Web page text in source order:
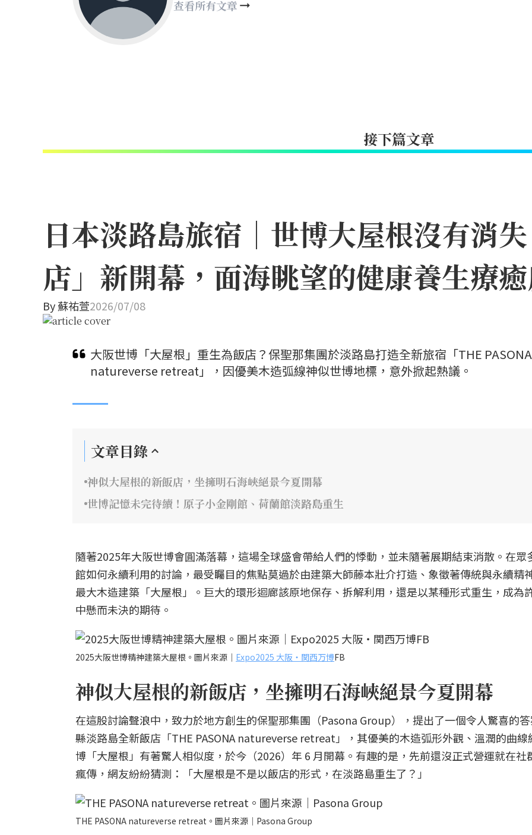
查看所有文章
接下篇文章
日本淡路島旅宿｜世博大屋根沒有消
店」新開幕，面海眺望的健康養生療
By蘇祐萱2026/07/08
大阪世博「大屋根」重生為飯店？保聖那集團於淡路島打造全新旅宿「THE PASONA
natureverse retreat」，因優美木造弧線神似世博地標，意外掀起熱議。
文章目錄
神似大屋根的新飯店，坐擁明石海峽絕景今夏開幕
世博記憶未完待續！原子小金剛館、荷蘭館淡路島重生
隨著2025年大阪世博會圓滿落幕，這場全球盛會帶給人們的悸動，並未隨著展期結束消散。在眾
館如何永續利用的討論，最受矚目的焦點莫過於由建築大師藤本壯介打造、象徵著傳統與永續精
最大木造建築「大屋根」。巨大的環形迴廊該原地保存、拆解利用，還是以某種形式重生，成為
中懸而未決的期待。
2025大阪世博精神建築大屋根。圖片來源｜ Expo2025 大阪・関西万博FB
神似大屋根的新飯店，坐擁明石海峽絕景今夏開幕
在這股討論聲浪中，致力於地方創生的保聖那集團（Pasona Group），提出了一個令人驚喜的
縣淡路島全新飯店「THE PASONA natureverse retreat」，其優美的木造弧形外觀、溫潤的曲線
博「大屋根」有著驚人相似度，於今（2026）年 6 月開幕。有趣的是，先前還沒正式營運就在社
瘋傳，網友紛紛猜測：「大屋根是不是以飯店的形式，在淡路島重生了？」
THE PASONA natureverse retreat。圖片來源｜Pasona Group